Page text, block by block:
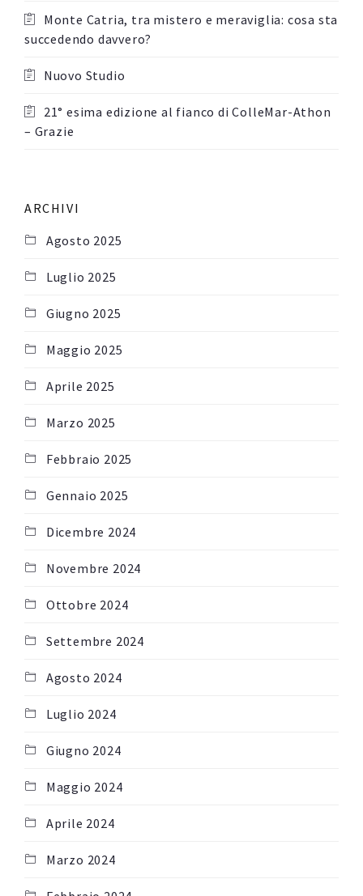
Monte Catria, tra mistero e meraviglia: cosa sta
succedendo davvero?
Nuovo Studio
21° esima edizione al fianco di ColleMar-Athon
– Grazie
ARCHIVI
Agosto 2025
Luglio 2025
Giugno 2025
Maggio 2025
Aprile 2025
Marzo 2025
Febbraio 2025
Gennaio 2025
Dicembre 2024
Novembre 2024
Ottobre 2024
Settembre 2024
Agosto 2024
Luglio 2024
Giugno 2024
Maggio 2024
Aprile 2024
Marzo 2024